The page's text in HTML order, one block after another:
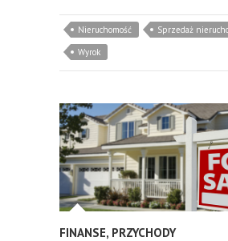
Nieruchomość
Sprzedaż
Wyrok
FINANSE, PRZYCHODY